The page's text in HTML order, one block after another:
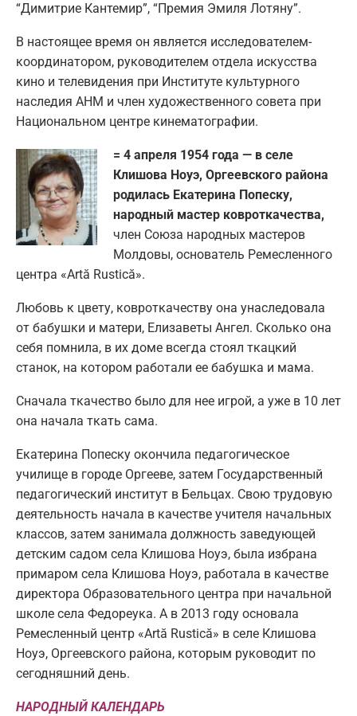
“Димитрие Кантемир”, “Премия Эмиля Лотяну”.
В настоящее время он является исследователем-
координатором, руководителем отдела искусства
кино и телевидения при Институте культурного
наследия АНМ и член художественного совета при
Национальном центре кинематографии.
= 4 апреля 1954 года — в селе
Клишова Ноуэ, Оргеевского района
родилась Екатерина Попеску,
народный мастер ковроткачества,
член Союза народных мастеров
Молдовы, основатель Ремесленного
центра «Artă Rustică».
Любовь к цвету, ковроткачеству она унаследовала
от бабушки и матери, Елизаветы Ангел. Сколько она
себя помнила, в их доме всегда стоял ткацкий
станок, на котором работали ее бабушка и мама.
Сначала ткачество было для нее игрой, а уже в 10 лет
она начала ткать сама.
Екатерина Попеску окончила педагогическое
училище в городе Оргееве, затем Государственный
педагогический институт в Бельцах. Свою трудовую
деятельность начала в качестве учителя начальных
классов, затем занимала должность заведующей
детским садом села Клишова Ноуэ, была избрана
примаром села Клишова Ноуэ, работала в качестве
директора Образовательного центра при начальной
школе села Федореука. А в 2013 году основала
Ремесленный центр «Artă Rustică» в селе Клишова
Ноуэ, Оргеевского района, которым руководит по
сегодняшний день.
НАРОДНЫЙ КАЛЕНДАРЬ